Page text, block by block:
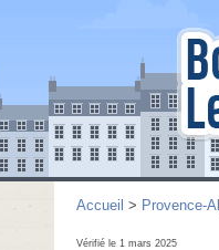
Accueil > Provence-
Vérifié le 1 mars 2025